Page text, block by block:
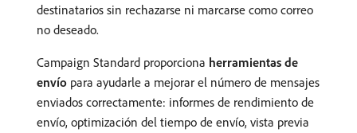
destinatarios sin rechazarse ni marcarse como correo
no deseado.
Campaign Standard proporciona herramientas de
envío para ayudarle a mejorar el número de mensajes
enviados correctamente: informes de rendimiento de
envío, optimización del tiempo de envío, vista previa